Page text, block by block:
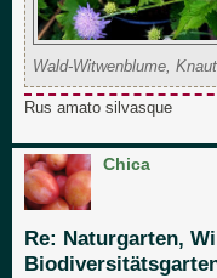
Wald-Witwenblume,
Rus amato silvasque
Chica
Re: Naturgarten,